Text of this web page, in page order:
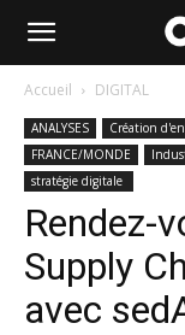
Accueil DIGITAL
ANALYSES Création
FRANCE/MONDE
stratégie digitale
Rendez-
Supply
avec